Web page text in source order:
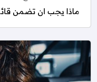
ماذا يجب ان تضمن